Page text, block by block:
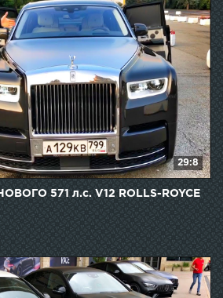
29:8
571 л.с. V12 ROLLS-ROYCE